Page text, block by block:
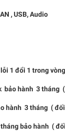
, USB, Audio
1 trong vòng
hành 3 tháng (
( đối với
( đối với